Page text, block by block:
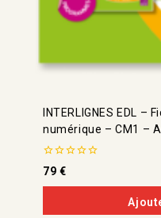
INTERLIGNES EDL –
numérique – CM1 –
0
de
5
79 €